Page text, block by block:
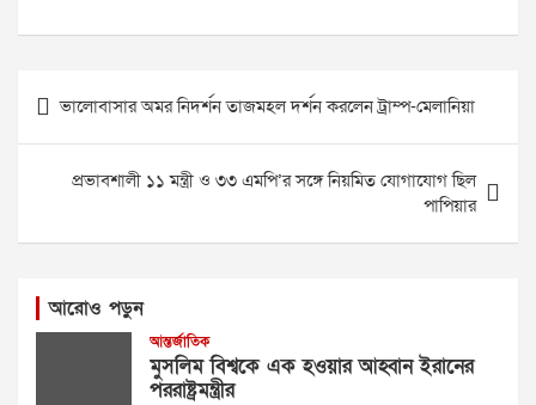
Post
navigation
ভালোবাসার অমর নিদর্শন তাজমহল দর্শন করলেন ট্রাম্প-মেলানিয়া
প্রভাবশালী ১১ মন্ত্রী ও ৩৩ এমপি’র সঙ্গে নিয়মিত যোগাযোগ ছিল
পাপিয়ার
আরোও পড়ুন
আন্তর্জাতিক
মুসলিম বিশ্বকে এক হওয়ার আহ্বান ইরানের
পররাষ্ট্রমন্ত্রীর